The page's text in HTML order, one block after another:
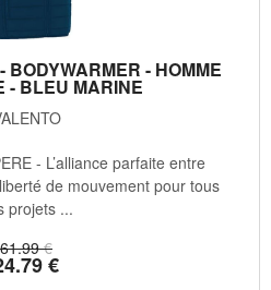
- HOMME
- BLEU MARINE
61.99 €
.79€
- L’alliance parfaite entre
de mouvement pour tous
projets ...